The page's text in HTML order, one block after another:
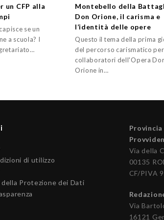
un CFP alla
se un
a scuola? I
Montebello della
Don Orione, il carisma e
l’identità delle opere
Questo il tema della prima
del percorso carismatico
collaboratori dell'Opera
Orione in…
di utilizzo
della Protezione dei Dati
Via della
00135
CF/PIVA
Via
16121